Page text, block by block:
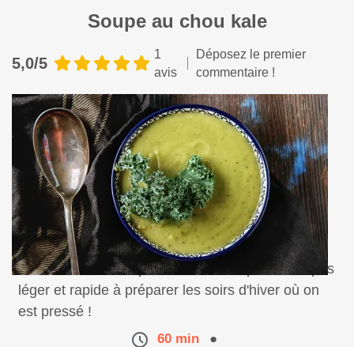
Soupe au chou kale
5,0/5
1
avis
Déposez le premier
commentaire !
Une recette de soupe au chou kale, pour un repas
léger et rapide à préparer les soirs d'hiver où on
est pressé !
60 min
●